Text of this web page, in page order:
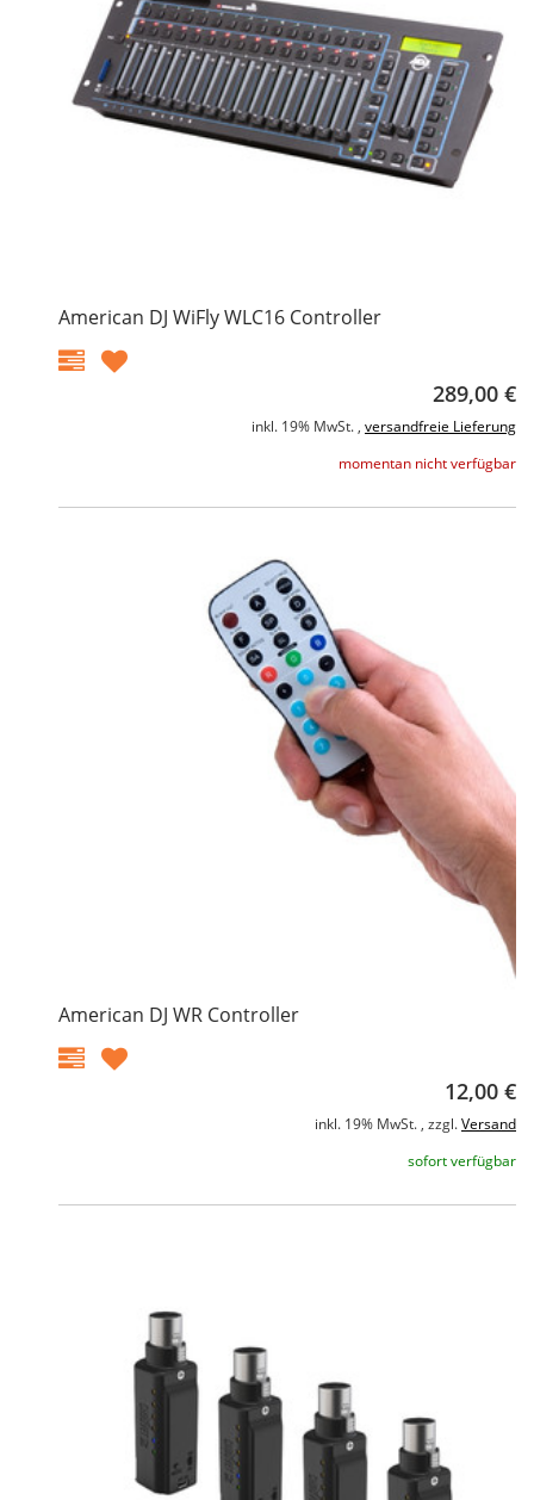
American DJ WiFly WLC16 Controller
289,00 €
inkl. 19% MwSt. , versandfreie Lieferung
momentan nicht verfügbar
American DJ WR Controller
12,00 €
inkl. 19% MwSt. , zzgl. Versand
sofort verfügbar